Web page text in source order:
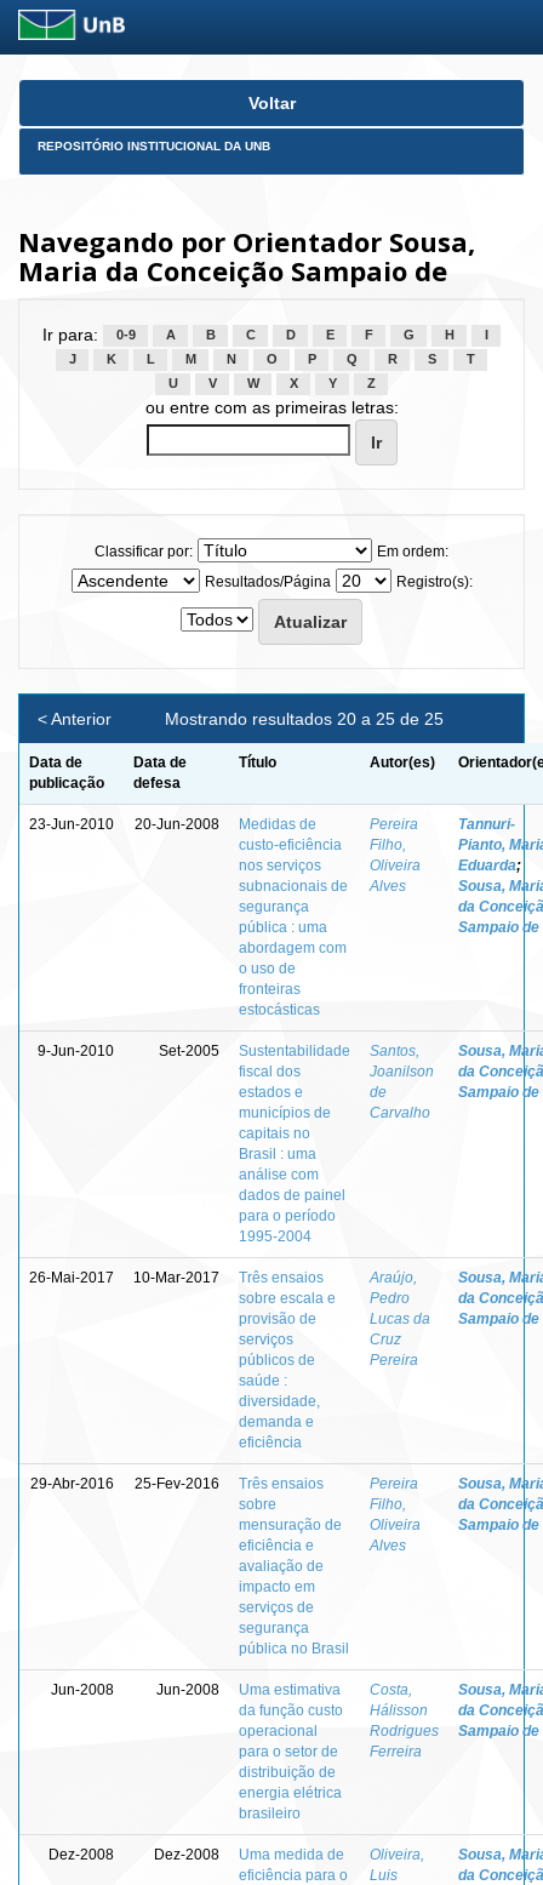
Skip
Voltar
REPOSITÓRIO INSTITUCIONAL DA UNB
Navegando por Orientador Sousa,
Maria da Conceição Sampaio de
Ir para: 0-9 A B C D E F G H
J
K L M N O P Q R S
T
U
V W X Y Z
ou entre com as primeiras letras:
Classificar por:
Em ordem:
Resultados/Página
Registro(s):
Mostrando resultados 20 a 25 de 25
< Anterior
Data de
publicação
Data de
defesa
Título Autor(es)
23-Jun-2010 20-Jun-2008
Medidas de
custo-eficiência
nos serviços
subnacionais de
segurança
pública : uma
abordagem com
o uso de
fronteiras
estocásticas
Pereira
Filho,
Oliveira
Alves
Tannuri-
Pianto,
Eduarda;
Sousa,
da
Sampaio de
9-Jun-2010 Set-2005
Sustentabilidade
fiscal dos
estados e
municípios de
capitais no
Brasil : uma
análise com
dados de painel
para o período
1995-2004
Santos,
Joanilson
de
Carvalho
Sousa,
da
Sampaio de
26-Mai-2017 10-Mar-2017
Três ensaios
sobre escala e
provisão de
serviços
públicos de
saúde :
diversidade,
demanda e
eficiência
Araújo,
Pedro
Lucas da
Cruz
Pereira
Sousa,
da
Sampaio de
29-Abr-2016 25-Fev-2016
Três ensaios
sobre
mensuração de
eficiência e
avaliação de
impacto em
serviços de
segurança
pública no Brasil
Pereira
Filho,
Oliveira
Alves
Sousa,
da
Sampaio de
Jun-2008 Jun-2008
Uma estimativa
da função custo
operacional
para o setor de
distribuição de
energia elétrica
brasileiro
Costa,
Hálisson
Rodrigues
Ferreira
Sousa,
da
Sampaio de
Dez-2008 Dez-2008
Uma medida de
eficiência para o
Oliveira,
Luis
Sousa,
da